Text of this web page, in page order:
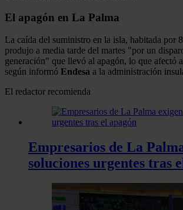
El apagón en La Palma
La caída del suministro en la isla, habitada por
produjo a media tarde del martes "por un
generación" que llevó al apagón, lo que afectó
según informó Endesa a la administración
El redactor recomienda
Empresarios de La
soluciones urgentes tras